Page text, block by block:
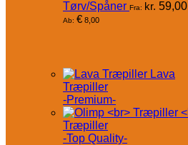
Tørv/Spåner Fra: kr. 59,00
Ab: € 8,00
Lava
Træpiller
-Premium-
Træpiller
-Top Quality-